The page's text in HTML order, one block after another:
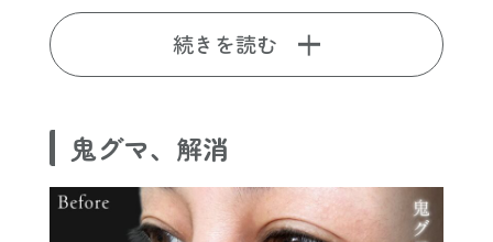
続きを読む
鬼グマ、解消